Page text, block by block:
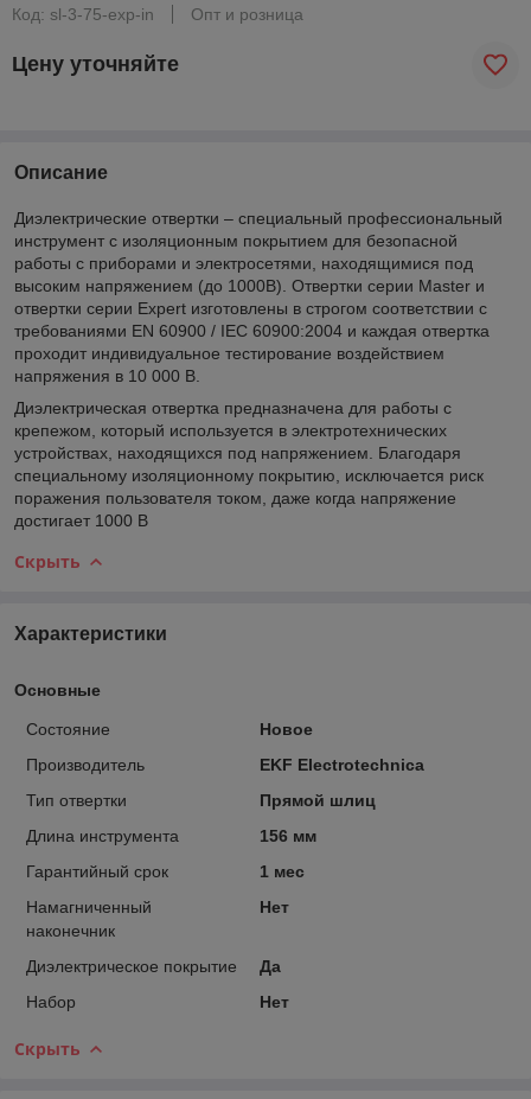
Код: sl-3-75-exp-in
Опт и розница
Цену уточняйте
Описание
Диэлектрические отвертки – специальный профессиональный
инструмент с изоляционным покрытием для безопасной
работы с приборами и электросетями, находящимися под
высоким напряжением (до 1000В). Отвертки серии Master и
отвертки серии Expert изготовлены в строгом соответствии с
требованиями EN 60900 / IEC 60900:2004 и каждая отвертка
проходит индивидуальное тестирование воздействием
напряжения в 10 000 В.
Диэлектрическая отвертка предназначена для работы с
крепежом, который используется в электротехнических
устройствах, находящихся под напряжением. Благодаря
специальному изоляционному покрытию, исключается риск
поражения пользователя током, даже когда напряжение
достигает 1000 В
Скрыть
Характеристики
Основные
Состояние
Новое
Производитель
EKF Electrotechnica
Тип отвертки
Прямой шлиц
Длина инструмента
156 мм
Гарантийный срок
1 мес
Намагниченный
наконечник
Нет
Диэлектрическое покрытие
Да
Набор
Нет
Скрыть